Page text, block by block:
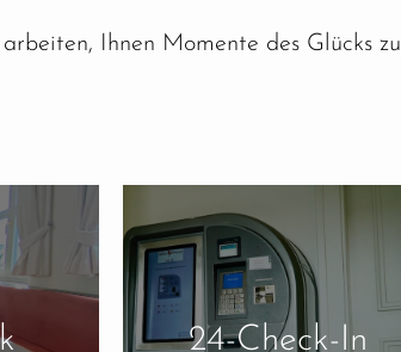
Ihnen Momente des Glücks zu
24-Check-In